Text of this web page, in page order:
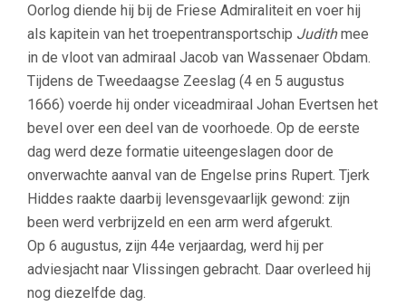
Oorlog diende hij bij de Friese Admiraliteit en voer hij
als kapitein van het troepentransportschip Judithmee
in de vloot van admiraal Jacob van Wassenaer Obdam.
Tijdens de Tweedaagse Zeeslag (4 en 5 augustus
1666) voerde hij onder viceadmiraal Johan Evertsen het
bevel over een deel van de voorhoede. Op de eerste
dag werd deze formatie uiteengeslagen door de
onverwachte aanval van de Engelse prins Rupert. Tjerk
Hiddes raakte daarbij levensgevaarlijk gewond: zijn
been werd verbrijzeld en een arm werd afgerukt.
Op 6 augustus, zijn 44e verjaardag, werd hij per
adviesjacht naar Vlissingen gebracht. Daar overleed hij
nog diezelfde dag.